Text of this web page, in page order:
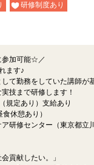
研修制度あり
参加可能☆／
ます♪
て勤務をしていた講師が
技まで研修します！
規定あり）支給あり
休憩あり）
ア研修センター（東京都立
貢献したい。」